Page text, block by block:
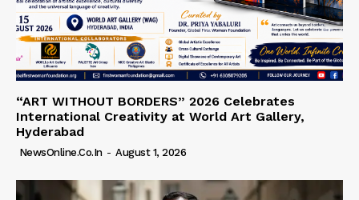
“ART WITHOUT BORDERS” 2026 Celebrates
International Creativity at World Art Gallery,
Hyderabad
NewsOnline.co.in - August 1, 2026